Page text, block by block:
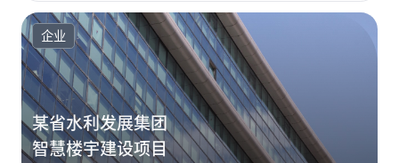
升，实现业务系统安全创新。
企业
某省水利发展集团
智慧楼宇建设项目